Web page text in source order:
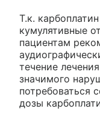
Т.к.
кумулятивные
пациентам
течение
значимого
потребоваться
дозы